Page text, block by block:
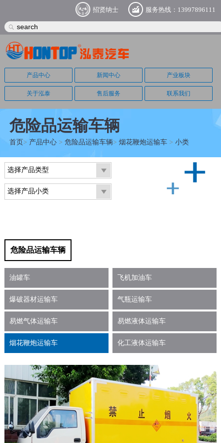
招贤纳士 服务热线：13997896111
产品中心 新闻中心 产业板块
关于泓泰 售后服务 联系我们
危险品运输车辆
首页> 产品中心> 危险品运输车辆> 烟花鞭炮运输车> 小类
选择产品类型
选择产品小类
危险品运输车辆
油罐车 飞机加油车
爆破器材运输车 气瓶运输车
易燃气体运输车 易燃液体运输车
烟花鞭炮运输车 化工液体运输车